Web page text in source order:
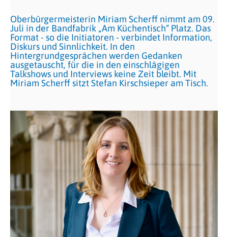
Oberbürgermeisterin Miriam Scherff nimmt am 09.
Juli in der Bandfabrik „Am Küchentisch“ Platz. Das
Format - so die Initiatoren - verbindet Information,
Diskurs und Sinnlichkeit. In den
Hintergrundgesprächen werden Gedanken
ausgetauscht, für die in den einschlägigen
Talkshows und Interviews keine Zeit bleibt. Mit
Miriam Scherff sitzt Stefan Kirschsieper am Tisch.